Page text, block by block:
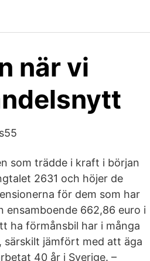
när vi
som trädde i kraft i början
2631 och höjer de
för dem som har
ensamboende 662,86 euro i
ha förmånsbil har i många
jämfört med att äga
40 år i Sverige. –